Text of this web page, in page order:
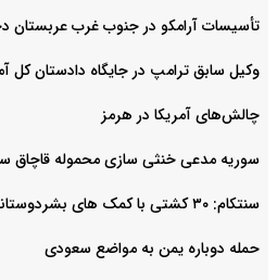
تأسیسات آرامکو در جنوب غرب
وکیل سابق ترامپ در جایگاه دادستان کل
چالش‌های آمریکا در هرمز
سوریه مدعی خنثی سازی محموله قاچاق
سنتکام: ۳۰ کشتی با کمک های بشردوستانه از محاصره گذشتند
حمله دوباره یمن به مواضع سعودی